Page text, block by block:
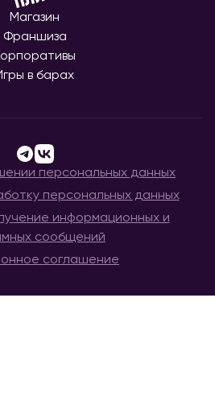
Магазин
Франшиза
в барах
персональных данных
персональных данных
информационных и
сообщений
соглашение